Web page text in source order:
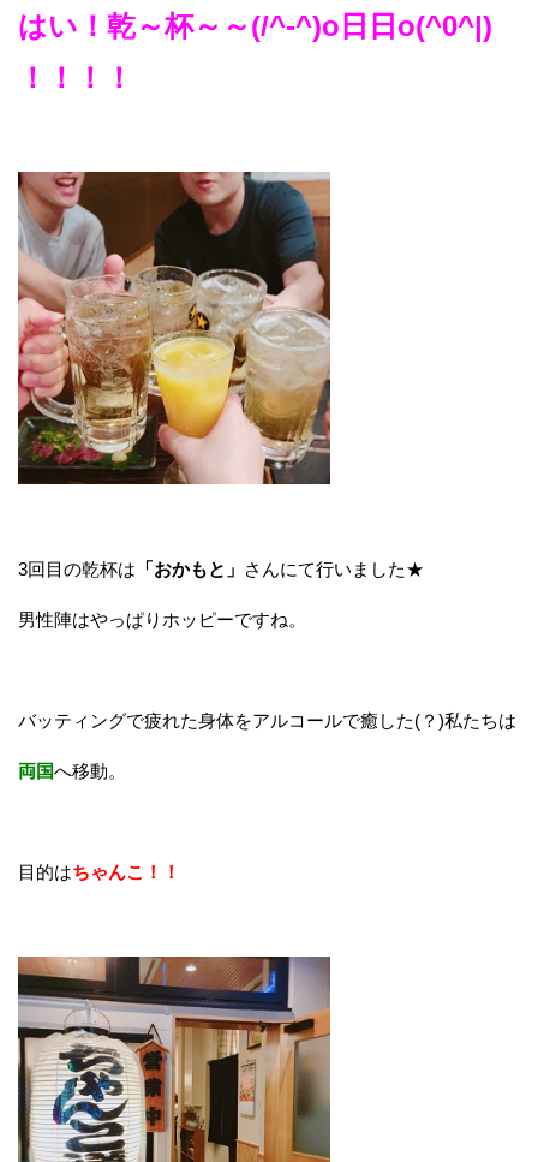
はい！乾～杯～～(/^-^)o日日o(^0^|)
！！！！
3回目の乾杯は 「おかもと」 さんにて行いました★
男性陣はやっぱりホッピーですね。
バッティングで疲れた身体をアルコールで癒した(？)私たちは
両国へ移動。
目的はちゃんこ！！